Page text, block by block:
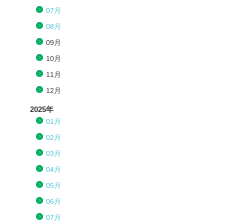
07月
08月
09月
10月
11月
12月
2025年
01月
02月
03月
04月
05月
06月
07月